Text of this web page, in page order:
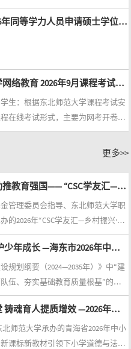
举行2026年下半年成人高等教育本
位外语考试，现将有关事宜通知如
：2026年 8 月24日 10:00—9月5日 2
、考试语种1.报考对象：...
东北师范大学2026年同等学力人员申请硕士学位项目招生简章
关于东北师范大学网络教育 2026年9月课程考试预约及相关要求的通知
生：根据东北师范大学课程考试安
在线考试形式，主要为网考开卷和
考开卷考试为257门、网考闭卷考
程采取作业考核形式。具体考试形
日9:00开始至9月13日18:00结束，
式，避免因考试形式不同，违纪认
现象。...
更多>>
助力乡村振兴，助推教育强国—— “CSC学友汇—乡村振兴·教育强国名师研修班”圆满完成
管理委员会指导、东北师范大学职
的2026年“CSC学友汇—乡村振兴·教
长春正式落下帷幕。来自广西崇左
县的80名中小学骨干教师，完成了
研修，通过理论学习、实地观摩、
盖的培养模式，顺利达成全部学习
师范大学职业与继续教育学院锚定
能县域基础教育教师队伍建设的重
聚力心育赋能 守护少年成长 —海东市2026年中小学心理健康教师省培项目顺利开班
规划纲要（2024—2035年）》中“建
伍、夯实基础教育质量根基”的部
域中小学心理健康教育师资短板，
范大学承办的青海省2026年中小学
目——海东市中小学心理健康教师
开班。来自海东市两区四县的50名
深耕乡村思政课堂 铸魂育人提质增效 —2026年青海省乡村小学道德与法治教师专项培训顺利开班
北师范大学承办的青海省2026年中小
课标新教材引领下小学道德与法治